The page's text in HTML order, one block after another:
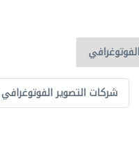
شركات التصوير